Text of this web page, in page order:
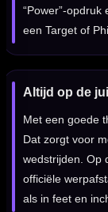
“Power”-opdruk
een Target of
Altijd op de
Met een goede
Dat zorgt voor
wedstrijden. Op
officiële
als in feet en